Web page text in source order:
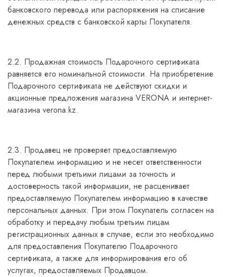
банковского перевода или распоряжения на списание
денежных средств с банковской карты Покупателя.
2.2. Продажная стоимость Подарочного сертификата
равняется его номинальной стоимости. На приобретение
Подарочного сертификата не действуют скидки и
акционные предложения магазина VERONA и интернет-
магазина verona.kz.
2.3. Продавец не проверяет предоставляемую
Покупателем информацию и не несет ответственности
перед любыми третьими лицами за точность и
достоверность такой информации, не расценивает
предоставляемую Покупателем информацию в качестве
персональных данных. При этом Покупатель согласен на
обработку и передачу любым третьим лицам
регистрационных данных в случае, если это необходимо
для предоставления Покупателю Подарочного
сертификата, а также для информирования его об
услугах, предоставляемых Продавцом.